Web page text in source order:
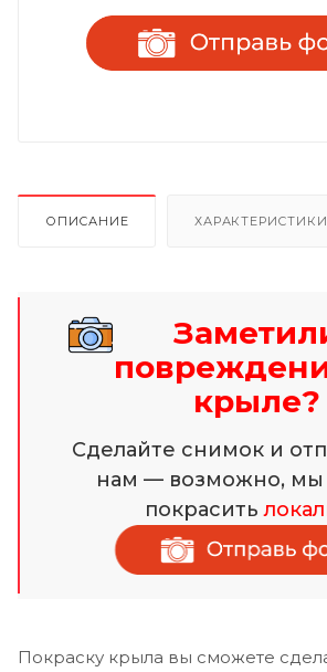
ОПИСАНИЕ ХАРАКТЕРИСТИКИ
крыле?
Сделайте снимок и
нам — возможно,
покрасить
Покраску крыла вы сможете